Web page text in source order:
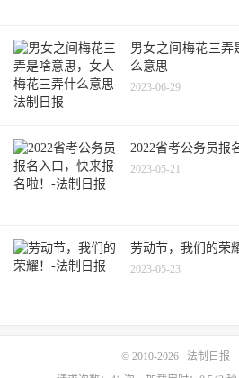
男女之间梅花三弄
么意思
2023-06-29
2022省考公务员报
2023-05-21
劳动节，我们的荣
2023-05-23
© 2010-2026 法制日报